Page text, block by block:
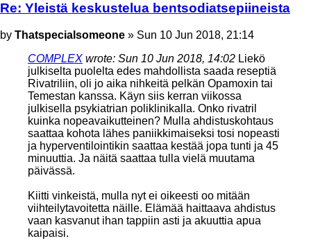
Re: Yleistä keskustelua bentsodiatsepiineista
Post
by Thatspecialsomeone » Sun 10 Jun 2018, 21:14
COMPLEX wrote: Sun 10 Jun 2018, 14:02 Liekö
julkiselta puolelta edes mahdollista saada reseptiä
Rivatriliin, oli jo aika nihkeitä pelkän Opamoxin tai
Temestan kanssa. Käyn siis kerran viikossa
julkisella psykiatrian poliklinikalla. Onko rivatril
kuinka nopeavaikutteinen? Mulla ahdistuskohtaus
saattaa kohota lähes paniikkimaiseksi tosi nopeasti
ja hyperventilointikin saattaa kestää jopa tunti ja 45
minuuttia. Ja näitä saattaa tulla vielä muutama
päivässä.
Kiitti vinkeistä, mulla nyt ei oikeesti oo mitään
viihteilytavoitetta näille. Elämää haittaava ahdistus
vaan kasvanut ihan tappiin asti ja akuuttia apua
kaipaisi.